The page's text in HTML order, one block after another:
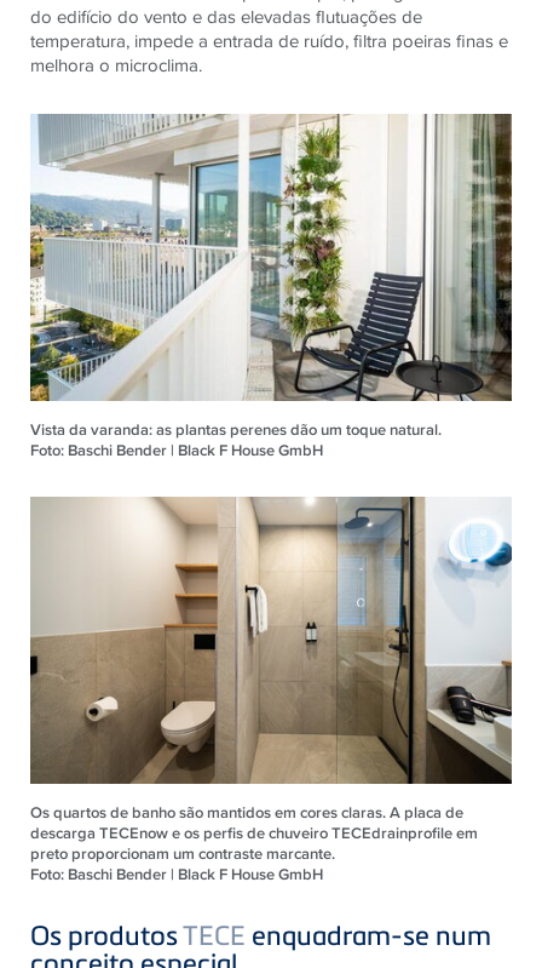
do edifício do vento e das elevadas flutuações de
temperatura, impede a entrada de ruído, filtra poeiras finas e
melhora o microclima.
Vista da varanda: as plantas perenes dão um toque natural.
Foto: Baschi Bender | Black F House GmbH
Os quartos de banho são mantidos em cores claras. A placa de
descarga TECEnow e os perfis de chuveiro TECEdrainprofile em
preto proporcionam um contraste marcante.
Foto: Baschi Bender | Black F House GmbH
Os produtosTECE enquadram-se num